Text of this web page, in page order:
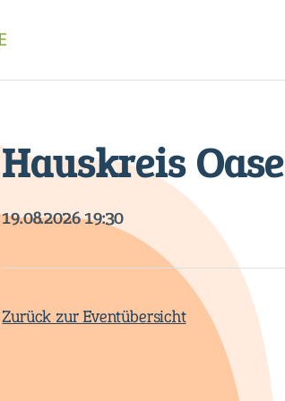
Hauskreis Oase
19.08.2026 19:30
Zurück zur Eventübersicht